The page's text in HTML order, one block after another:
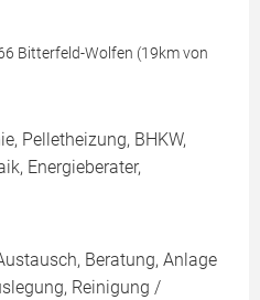
Bitterfeld-Wolfen (19km von
Pelletheizung, BHKW,
Energieberater,
Beratung, Anlage
Reinigung /